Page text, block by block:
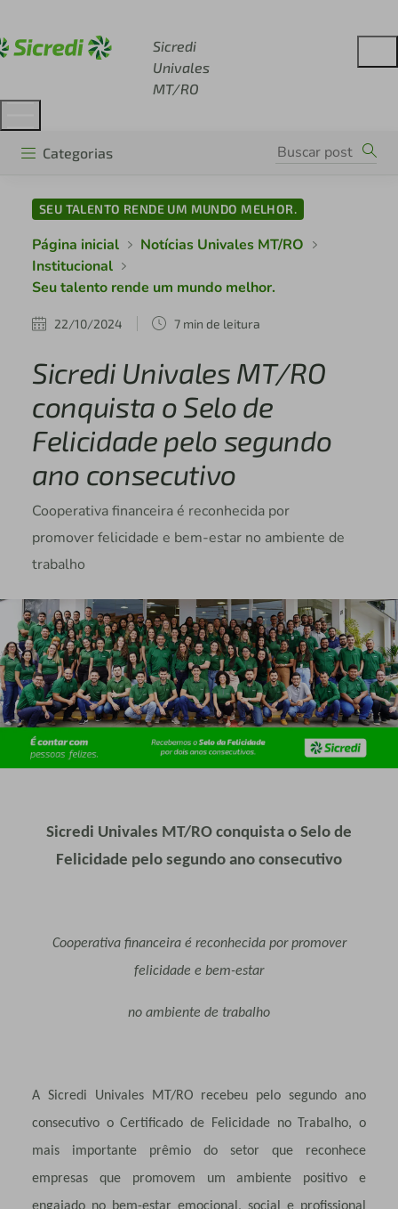
Sicredi
Univales
MT/RO
Categorias
SEU TALENTO RENDE UM MUNDO MELHOR.
Página inicial
Notícias Univales MT/RO
Institucional
Seu talento rende um mundo melhor.
22/10/2024 7 min de leitura
Sicredi Univales MT/RO
conquista o Selo de
Felicidade pelo segundo
ano consecutivo
Cooperativa financeira é reconhecida por
promover felicidade e bem-estar no ambiente de
trabalho
Sicredi Univales MT/RO conquista o Selo de
Felicidade pelo segundo ano consecutivo
Cooperativa financeira é reconhecida por promover
felicidade e bem-estar
no ambiente de trabalho
A Sicredi Univales MT/RO recebeu pelo segundo ano
consecutivo o Certificado de Felicidade no Trabalho, o
mais importante prêmio do setor que reconhece
empresas que promovem um ambiente positivo e
engajado no bem-estar emocional, social e profissional